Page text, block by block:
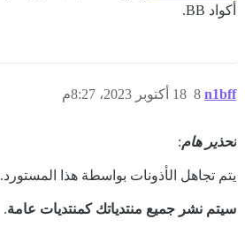
أكواد BB.
n1bff 18 أكتوبر 2023، 8:27م 8
تحذير هام:
يتم تجاهل الأذونات بواسطة هذا المستورد.
سيتم نشر جميع منتدياتك كمنتديات عامة.